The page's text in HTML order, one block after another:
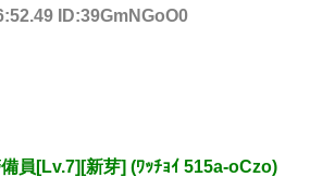
ID:39GmNGoO0
員[Lv.7][新芽] (ﾜｯﾁｮｲ 515a-oCzo)